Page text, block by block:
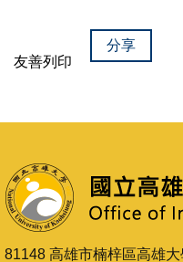
友善列印
分享
81148 高雄市楠梓區高雄